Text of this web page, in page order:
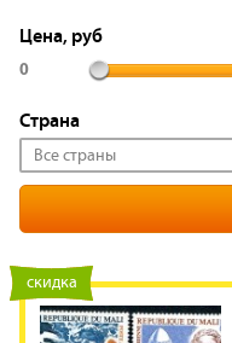
Цена, руб
0
Страна
Все страны
новинка
скидка